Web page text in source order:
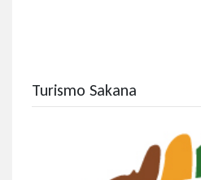
Turismo Sakana